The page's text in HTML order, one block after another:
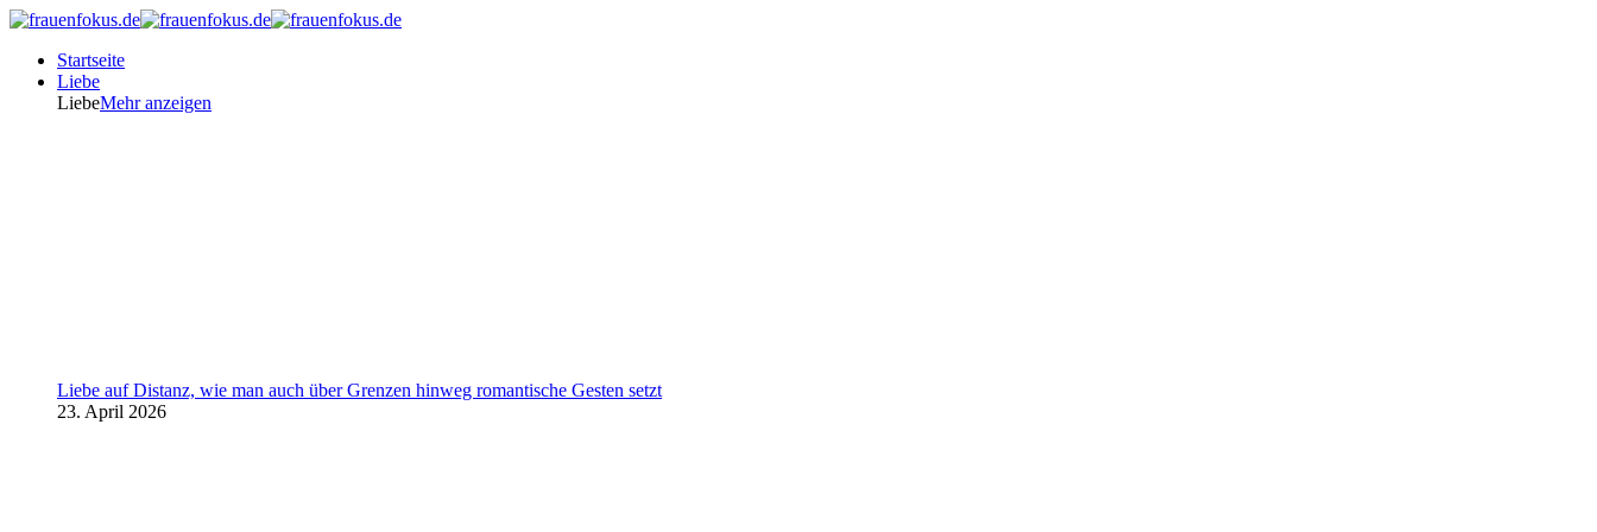
Startseite
Liebe
LiebeMehr anzeigen
Liebe auf Distanz, wie man auch über Grenzen hinweg romantische Gesten setzt
23. April 2026